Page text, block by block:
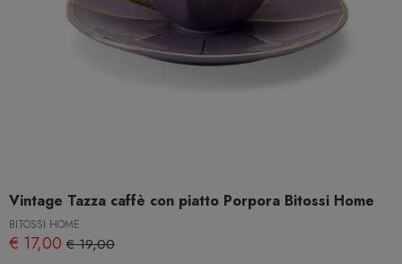
Vintage Tazza caffè con piatto Porpora Bitossi Home
BITOSSI HOME
€ 17,00 € 19,00